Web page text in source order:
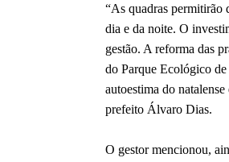
“As quadras permitirão
dia e da noite. O
gestão. A reforma das
do Parque Ecológico
autoestima do
prefeito Álvaro Dias.
O gestor mencionou,